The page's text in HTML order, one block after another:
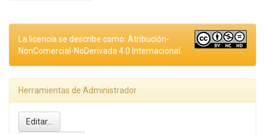
La licencia se describe como: Atribución-
NonComercial-NoDerivada 4.0 Internacional.
Herramientas de Administrador